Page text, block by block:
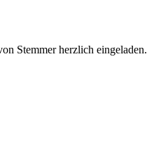
Stemmer herzlich eingeladen.